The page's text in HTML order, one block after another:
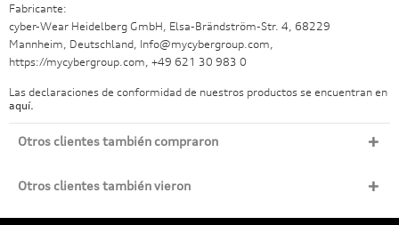
Fabricante:
cyber-Wear Heidelberg GmbH, Elsa-Brändström-Str. 4, 68229
Mannheim, Deutschland, Info@mycybergroup.com,
https://mycybergroup.com, +49 621 30 983 0
Las declaraciones de conformidad de nuestros productos se encuentran en
aquí.
Otros clientes también compraron
Otros clientes también vieron